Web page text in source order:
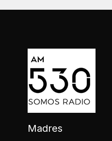
Madres